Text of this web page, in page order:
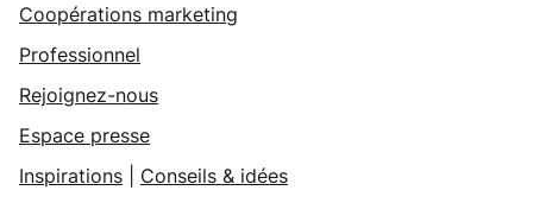
Coopérations marketing
Professionnel
Rejoignez-nous
Espace presse
Inspirations
Conseils & idées